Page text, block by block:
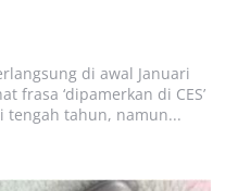
di awal Januari
frasa ‘dipamerkan di CES’
tengah tahun, namun...